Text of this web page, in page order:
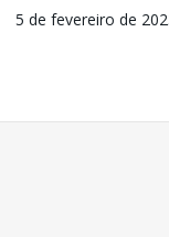
5 de fevereiro de